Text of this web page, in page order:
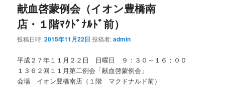
献血啓蒙例会（イオン豊橋南
店・１階ﾏｸﾄﾞﾅﾙﾄﾞ前）
投稿日時:2015年11月22日 投稿者:admin
平成２７年１１月２２日 日曜日 ９：３０～１６：００
１３６２回１１月第二例会「献血啓蒙例会」
会場 イオン豊橋南店（１階 マクドナルド前）